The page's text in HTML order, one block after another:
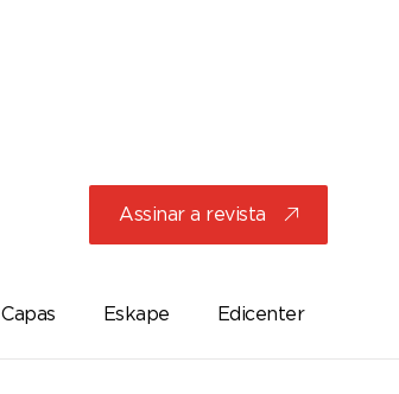
Assinar a revista j
Capas Eskape Edicenter